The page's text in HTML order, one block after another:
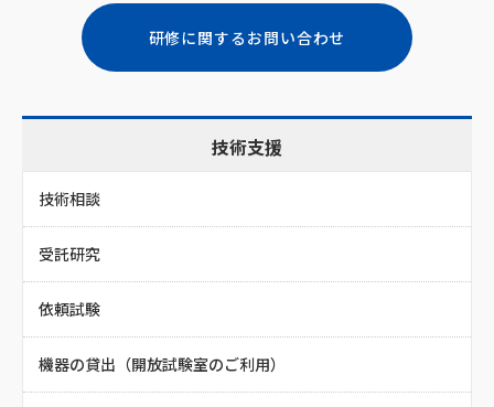
研修に関するお問い合わせ
技術支援
技術相談
受託研究
依頼試験
機器の貸出（開放試験室のご利用）